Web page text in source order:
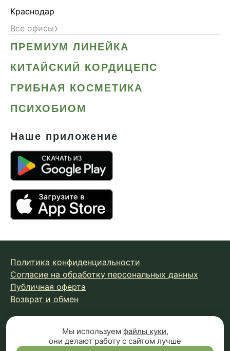
Краснодар
Все офисы›
ПРЕМИУМ ЛИНЕЙКА
КИТАЙСКИЙ КОРДИЦЕПС
ГРИБНАЯ КОСМЕТИКА
ПСИХОБИОМ
Наше приложение
Политика конфиденциальности
Согласие на обработку персональных данных
Публичная оферта
Возврат и обмен
© 2026 Fungiline — зарегистрированная торговая марка.
Копирование материалов с сайта запрещено.
Мы используем файлы куки,
они делают работу с сайтом лучше